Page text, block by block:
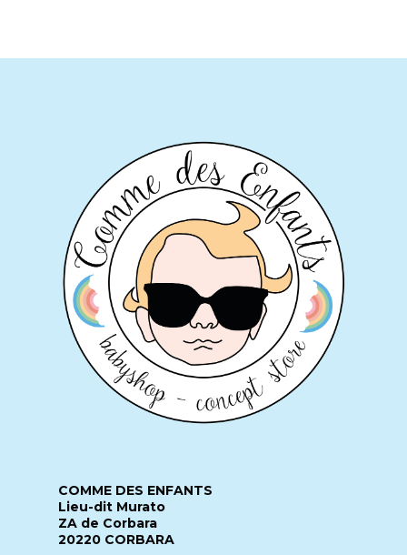
COMME DES ENFANTS
Lieu-dit Murato
ZA de Corbara
20220 CORBARA